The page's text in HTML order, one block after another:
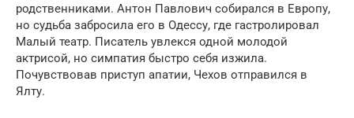
родственниками. Антон Павлович собирался в Европу,
но судьба забросила его в Одессу, где гастролировал
Малый театр. Писатель увлекся одной молодой
актрисой, но симпатия быстро себя изжила.
Почувствовав приступ апатии, Чехов отправился в
Ялту.